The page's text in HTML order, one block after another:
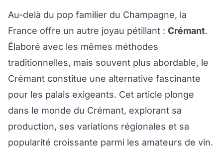
Au-delà du pop familier du Champagne, la
France offre un autre joyau pétillant : Crémant.
Élaboré avec les mêmes méthodes
traditionnelles, mais souvent plus abordable, le
Crémant constitue une alternative fascinante
pour les palais exigeants. Cet article plonge
dans le monde du Crémant, explorant sa
production, ses variations régionales et sa
popularité croissante parmi les amateurs de vin.